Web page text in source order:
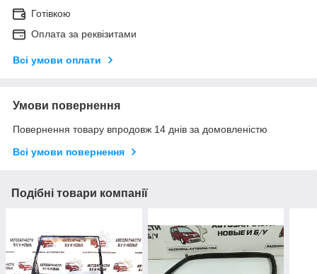
Готівкою
Оплата за реквізитами
Всі умови оплати
Умови повернення
Повернення товару впродовж 14 днів за домовленістю
Всі умови повернення
Подібні товари компанії